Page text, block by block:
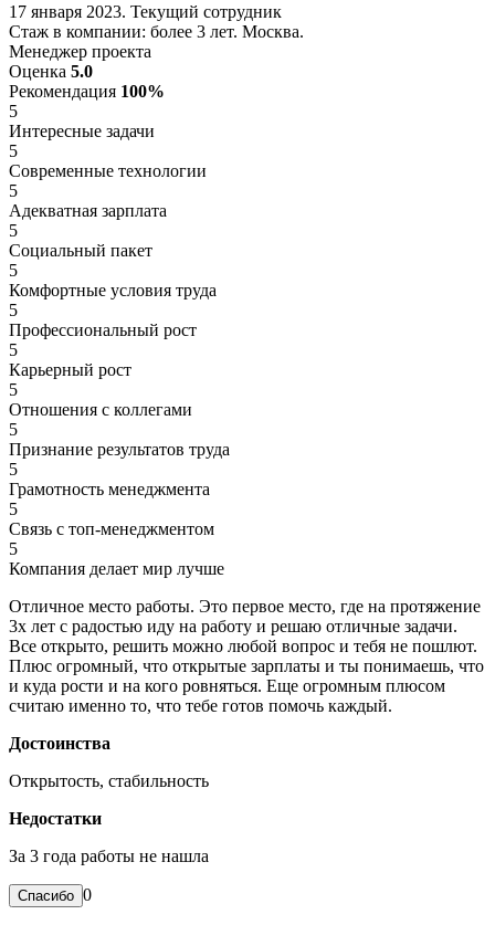
17 января 2023. Текущий сотрудник
Стаж в компании: более 3 лет. Москва.
Менеджер проекта
Оценка 5.0
Рекомендация 100%
5
Интересные задачи
5
Современные технологии
5
Адекватная зарплата
5
Социальный пакет
5
Комфортные условия труда
5
Профессиональный рост
5
Карьерный рост
5
Отношения с коллегами
5
Признание результатов труда
5
Грамотность менеджмента
5
Связь с топ-менеджментом
5
Компания делает мир лучше
Отличное место работы. Это первое место, где на протяжение
3х лет с радостью иду на работу и решаю отличные задачи.
Все открыто, решить можно любой вопрос и тебя не пошлют.
Плюс огромный, что открытые зарплаты и ты понимаешь, что
и куда рости и на кого ровняться. Еще огромным плюсом
считаю именно то, что тебе готов помочь каждый.
Достоинства
Открытость, стабильность
Недостатки
За 3 года работы не нашла
0